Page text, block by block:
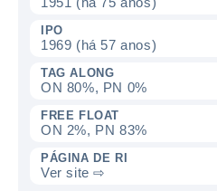
IPO
1969 (há 57 anos)
TAG ALONG
ON 80%, PN 0%
FREE FLOAT
ON 2%, PN 83%
PÁGINA DE RI
Ver site ⇨